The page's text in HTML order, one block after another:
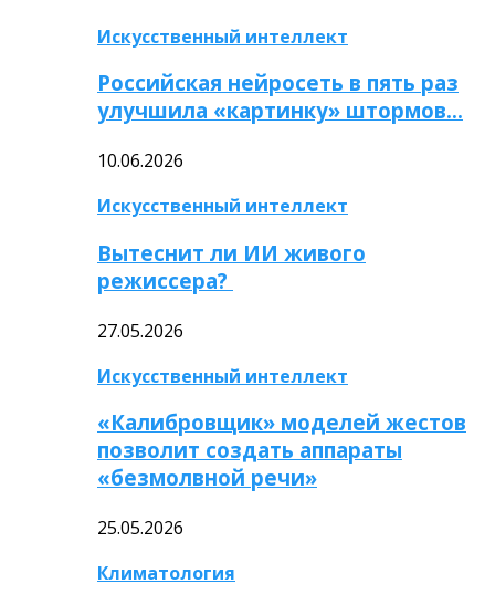
Искусственный интеллект
Российская нейросеть в пять раз
улучшила «картинку» штормов…
10.06.2026
Искусственный интеллект
Вытеснит ли ИИ живого
режиссера?
27.05.2026
Искусственный интеллект
«Калибровщик» моделей жестов
позволит создать аппараты
«безмолвной речи»
25.05.2026
Климатология